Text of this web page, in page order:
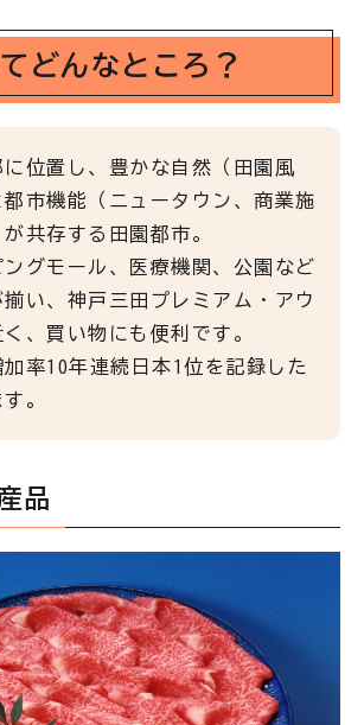
どんなところ？
位置し、豊かな自然（田園風
市機能（ニュータウン、商業施
共存する田園都市。
グモール、医療機関、公園など
い、神戸三田プレミアム・アウ
く、買い物にも便利です。
率10年連続日本1位を記録した
。
品